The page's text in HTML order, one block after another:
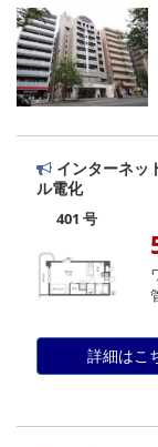
インターネッ
ル電化
401 号
詳細はこ